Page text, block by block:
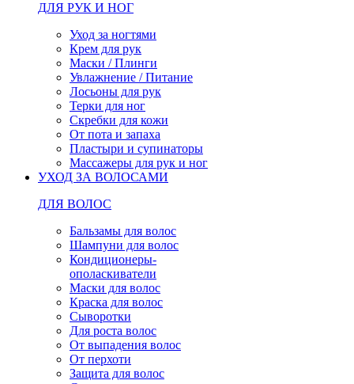
ДЛЯ РУК И НОГ
Уход за ногтями
Крем для рук
Маски / Плинги
Увлажнение / Питание
Лосьоны для рук
Терки для ног
Скребки для кожи
От пота и запаха
Пластыри и супинаторы
Массажеры для рук и ног
УХОД ЗА ВОЛОСАМИ
ДЛЯ ВОЛОС
Бальзамы для волос
Шампуни для волос
Кондиционеры-
ополаскиватели
Маски для волос
Краска для волос
Сыворотки
Для роста волос
От выпадения волос
От перхоти
Защита для волос